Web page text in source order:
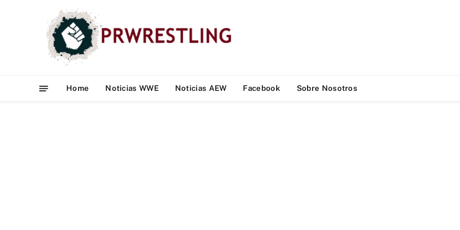
Home Noticias WWE Noticias AEW Facebook Sobre Nosotros